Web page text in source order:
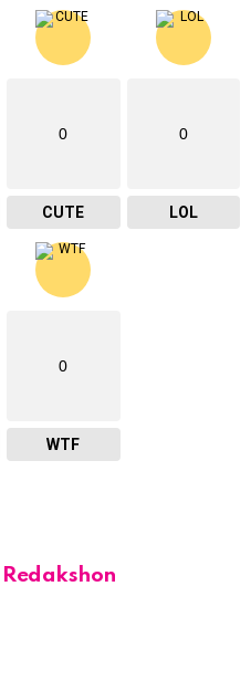
0
CUTE
0
LOL
0
WTF
Redakshon